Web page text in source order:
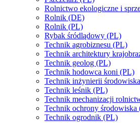
Rolnictwo ekologiczne i
Rolnik (DE)
Rolnik (PL)
Rybak śródlądowy (PL)
Technik agrobiznesu (PL)
Technik architektury
Technik geolog (PL)
Technik hodowca koni (PL)
Technik inżynierii
Technik leśnik (PL)
Technik mechanizacji
Technik ochrony środowiska
Technik ogrodnik (PL)